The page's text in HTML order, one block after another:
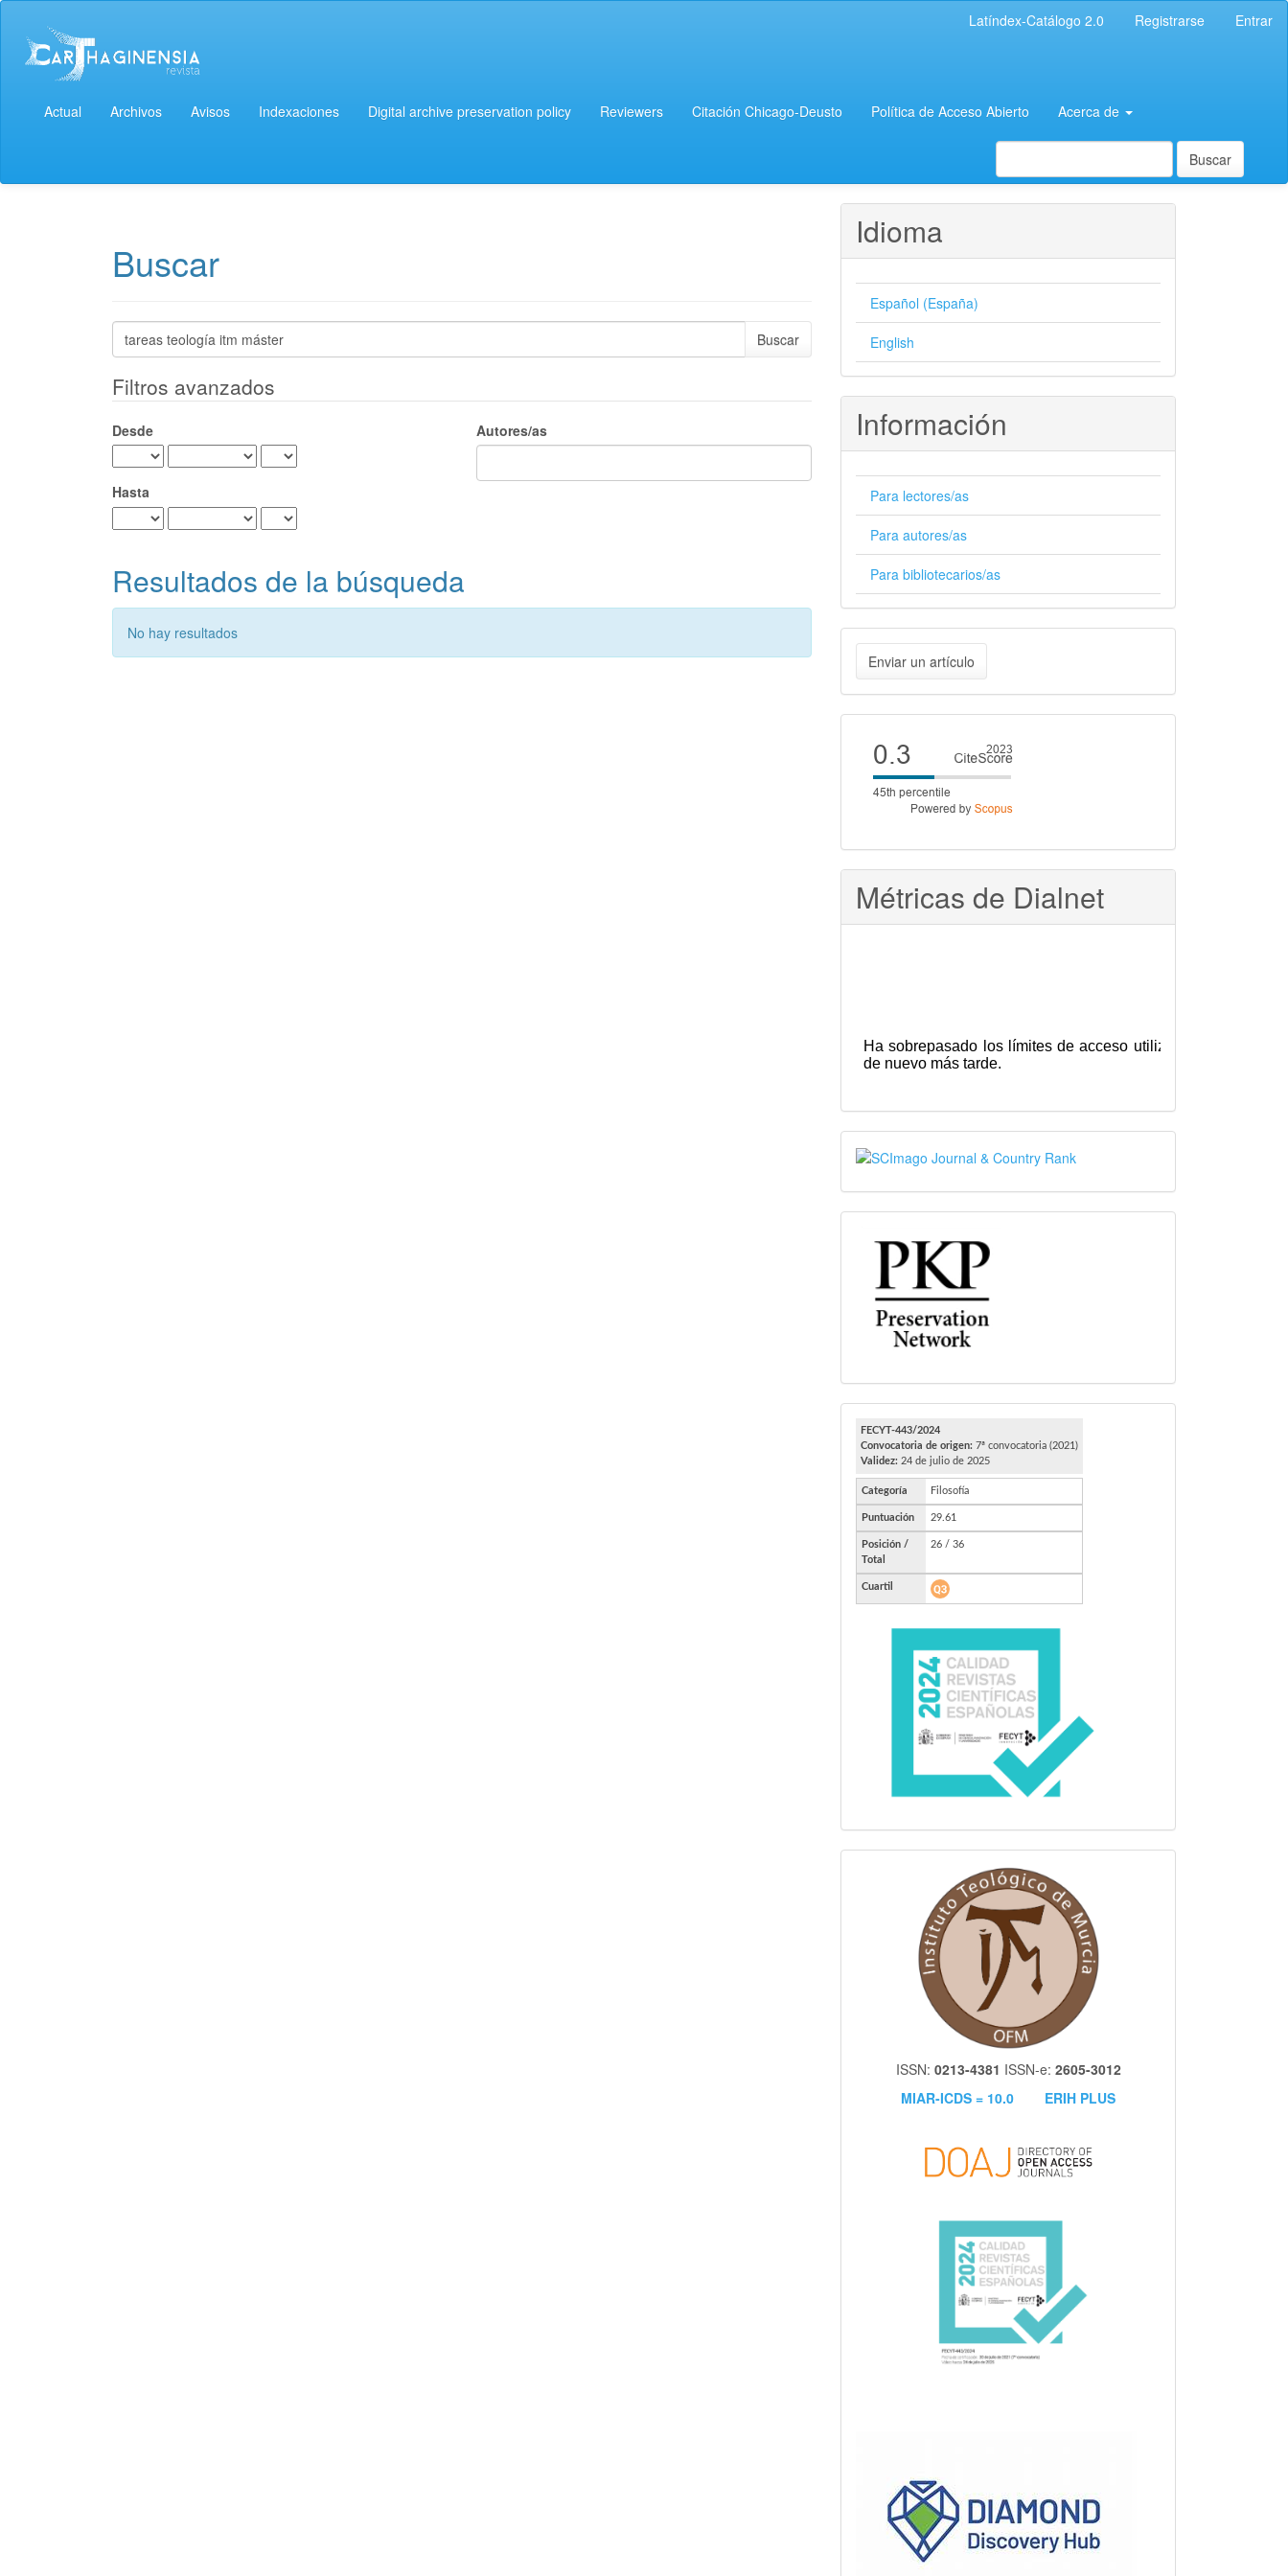
principal
Contenido
principal
Barra
lateral
Latíndex-Catálogo 2.0 Registrarse Entrar
Actual Archivos Avisos Indexaciones Digital archive preservation policy Reviewers Citación Chicago-Deusto Política de Acceso Abierto Acerca de
Buscar
Buscar
Buscar
artículos
Filtros avanzados
Desde
Hasta
Autores/as
Resultados de la búsqueda
No hay resultados
Idioma
Español (España)
English
Información
Para lectores/as
Para autores/as
Para bibliotecarios/as
Enviar
un
artículo
Enviar un artículo
Cite
score
Métricas de Dialnet
SJR
PKP
FECYT
ISSN: 0213-4381 ISSN-e: 2605-3012
MIAR-ICDS = 10.0
ERIH PLUS